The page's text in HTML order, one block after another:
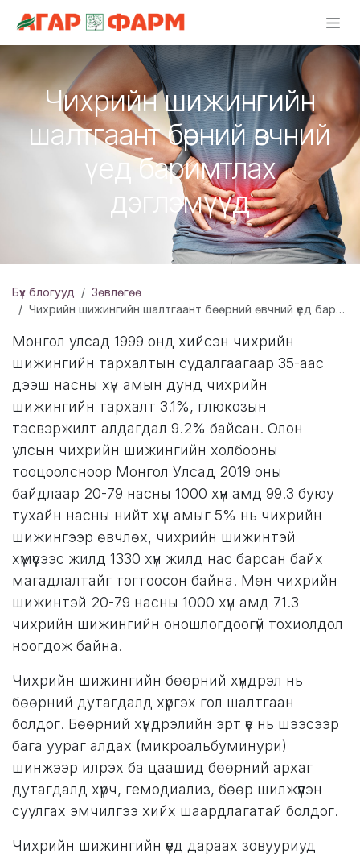
Чихрийн шижингийн
шалтгаант бөөрний өвчний
үед баримтлах
дэглэмүүд
Бүх блогууд
Зөвлөгөө
Чихрийн шижингийн шалтгаант бөөрний өвчний үед баримтлах дэглэмүүд
Монгол улсад 1999 онд хийсэн чихрийн
шижингийн тархалтын судалгаагаар 35-аас
дээш насны хүн амын дунд чихрийн
шижингийн тархалт 3.1%, глюкозын
тэсвэржилт алдагдал 9.2% байсан. Олон
улсын чихрийн шижингийн холбооны
тооцоолсноор Монгол Улсад 2019 оны
байдлаар 20-79 насны 1000 хүн амд 99.3 буюу
тухайн насны нийт хүн амыг 5% нь чихрийн
шижингээр өвчлөх, чихрийн шижинтэй
хүмүүсээс жилд 1330 хүн жилд нас барсан байх
магадлалтайг тогтоосон байна. Мөн чихрийн
шижинтэй 20-79 насны 1000 хүн амд 71.3
чихрийн шижингийн оношлогдоогүй тохиолдол
ноогдож байна.
Чихрийн шижингийн бөөрний хүндрэл нь
бөөрний дутагдалд хүргэх гол шалтгаан
болдог. Бөөрний хүндрэлийн эрт үе нь шээсээр
бага уураг алдах (микроальбуминури)
шинжээр илрэх ба цаашид бөөрний архаг
дутагдалд хүрч, гемодиализ, бөөр шилжүүлэн
суулгах эмчилгээ хийх шаардлагатай болдог.
Чихрийн шижингийн үед дараах зовууриуд